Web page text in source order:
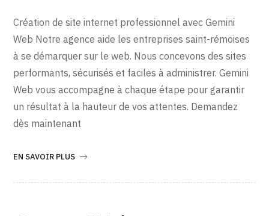
Création de site internet professionnel avec Gemini
Web Notre agence aide les entreprises saint-rémoises
à se démarquer sur le web. Nous concevons des sites
performants, sécurisés et faciles à administrer. Gemini
Web vous accompagne à chaque étape pour garantir
un résultat à la hauteur de vos attentes. Demandez
dès maintenant
EN SAVOIR PLUS